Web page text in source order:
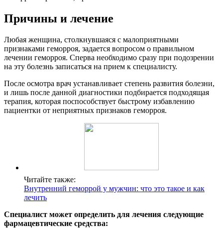
Причины и лечение
Любая женщина, столкнувшаяся с малоприятными
признаками геморроя, задается вопросом о правильном
лечении геморроя. Сперва необходимо сразу при подозрении
на эту болезнь записаться на прием к специалисту.
После осмотра врач устанавливает степень развития болезни,
и лишь после данной диагностики подбирается подходящая
терапия, которая поспособствует быстрому избавлению
пациентки от неприятных признаков геморроя.
Читайте также:
Внутренний геморрой у мужчин: что это такое и как
лечить
Специалист может определить для лечения следующие
фармацевтические средства: